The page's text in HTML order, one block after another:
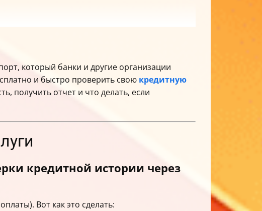
который банки и другие организации
и быстро проверить свою кредитную
получить отчет и что делать, если
кредитной истории через
Вот как это сделать: